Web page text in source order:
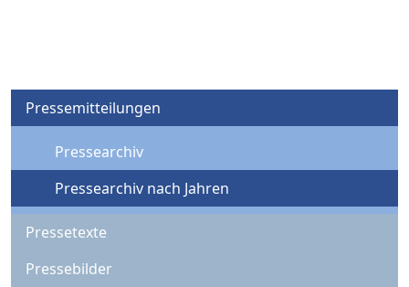
Pressemitteilungen
Pressearchiv
Pressearchiv nach Jahren
Pressetexte
Pressebilder